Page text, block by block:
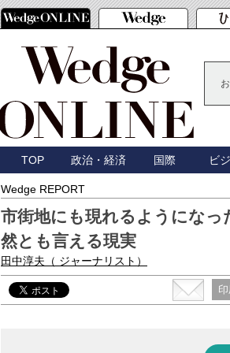
TOP 政治・経済 国際 ビ
Wedge REPORT
市街地にも現れるようにな
然とも言える現実
田中淳夫 （ ジャーナリスト）